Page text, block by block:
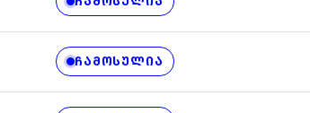
ᲩᲐᲛᲝᲡᲣᲚᲘᲐ